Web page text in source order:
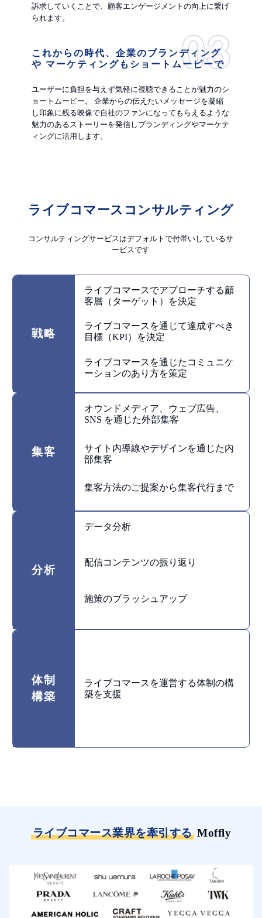
訴求していくことで、顧客エンゲージメントの向上に繋げ
られます。
これからの時代、企業のブランディング
や マーケティングもショートムービーで
ユーザーに負担を与えず気軽に視聴できることが魅力のシ
ョートムービー。 企業からの伝えたいメッセージを凝縮
し印象に残る映像で自社のファンになってもらえるような
魅力のあるストーリーを発信しブランディングやマーケテ
ィングに活用します。
ライブコマースコンサルティング
コンサルティングサービスはデフォルトで付帯いしているサ
ービスです
戦略
ライブコマースでアプローチする顧
客層（ターゲット）を決定
ライブコマースを通じて達成すべき
目標（KPI）を決定
ライブコマースを通じたコミュニケ
ーションのあり方を策定
集客
オウンドメディア、ウェブ広告、
SNS を通じた外部集客
サイト内導線やデザインを通じた内
部集客
集客方法のご提案から集客代行まで
分析
データ分析
配信コンテンツの振り返り
施策のブラッシュアップ
体制
構築
ライブコマースを運営する体制の構
築を支援
ライブコマース業界を牽引するMoffly